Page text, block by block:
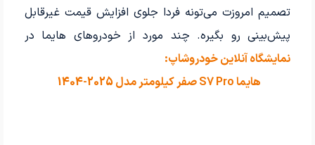
تصمیم امروزت می‌تونه فردا جلوی افزایش قیمت غیرقابل
پیش‌بینی رو بگیره. چند مورد از خودروهای هایما در
نمایشگاه آنلاین خودروشاپ:
هایما S7 Pro صفر کیلومتر مدل 2025-1404